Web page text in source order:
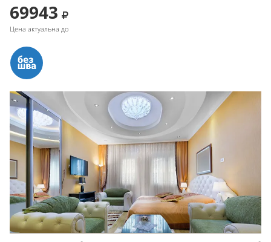
69943
Цена актуальна до